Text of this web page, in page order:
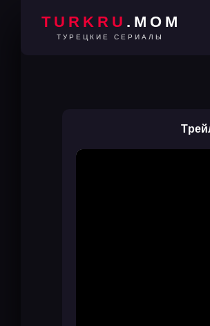
TURKRU .MOM
ТУРЕЦКИЕ СЕРИАЛЫ